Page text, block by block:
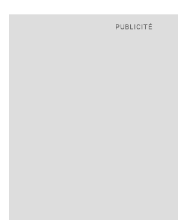
PUBLICITÉ